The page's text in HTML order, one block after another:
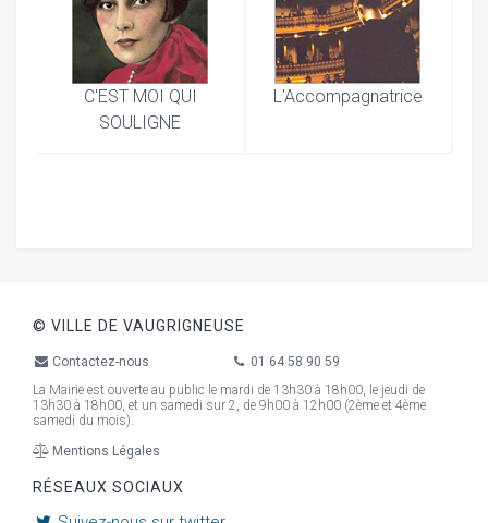
C'EST MOI QUI
SOULIGNE
L'Accompagnatrice
© VILLE DE VAUGRIGNEUSE
Contactez-nous
01 64 58 90 59
La Mairie est ouverte au public le mardi de 13h30 à 18h00, le jeudi de
13h30 à 18h00, et un samedi sur 2, de 9h00 à 12h00 (2ème et 4ème
samedi du mois).
Mentions Légales
RÉSEAUX SOCIAUX